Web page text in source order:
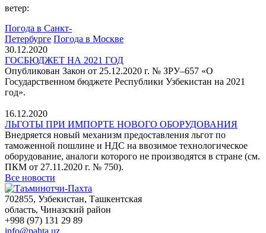
ветер:
Погода в Санкт-
Петербурге Погода в Москве
30.12.2020
ГОСБЮДЖЕТ НА 2021 ГОД
Опубликован Закон от 25.12.2020 г. № ЗРУ–657 «О
Государственном бюджете Республики Узбекистан на 2021
год».
16.12.2020
ЛЬГОТЫ ПРИ ИМПОРТЕ НОВОГО ОБОРУДОВАНИЯ
Внедряется новый механизм предоставления льгот по
таможенной пошлине и НДС на ввозимое технологическое
оборудование, аналоги которого не производятся в стране (см.
ПКМ от 27.11.2020 г. № 750).
Все новости
702855, Узбекистан, Ташкентская
область, Чиназский район
+998 (97) 131 29 89
info@pahta.uz